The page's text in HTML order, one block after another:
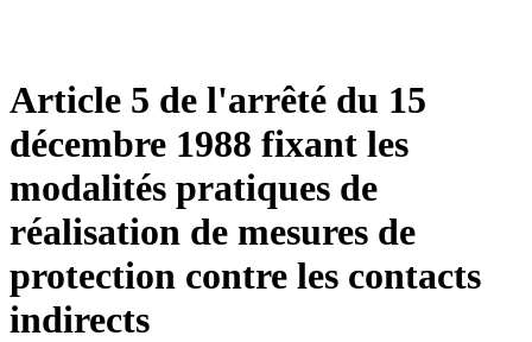
Article 5 de l'arrêté du 15
décembre 1988 fixant les
modalités pratiques de
réalisation de mesures de
protection contre les contacts
indirects